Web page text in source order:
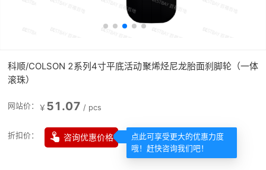
科顺/COLSON 2系列4寸平底活动聚烯烃尼龙胎面刹脚轮（一体
滚珠）
网站价： ￥ 51.07 / pcs
折扣价：  咨询优惠价格
点此可享受更大的优惠力度
哦！赶快咨询我们吧！